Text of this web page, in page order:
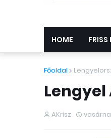
HOME FRISS
Főoldal
AKrisz